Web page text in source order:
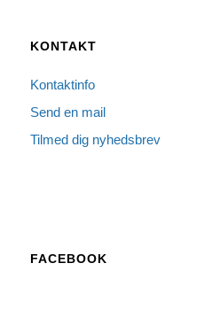
KONTAKT
Kontaktinfo
Send en mail
Tilmed dig nyhedsbrev
FACEBOOK